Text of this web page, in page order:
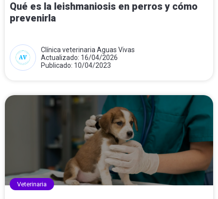
Qué es la leishmaniosis en perros y cómo
prevenirla
Clínica veterinaria Aguas Vivas
Actualizado: 16/04/2026
Publicado: 10/04/2023
Veterinaria